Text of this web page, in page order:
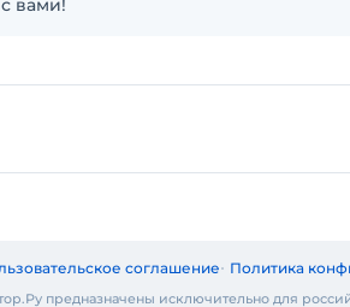
вами!
соглашение Политика
предназначены исключительно для